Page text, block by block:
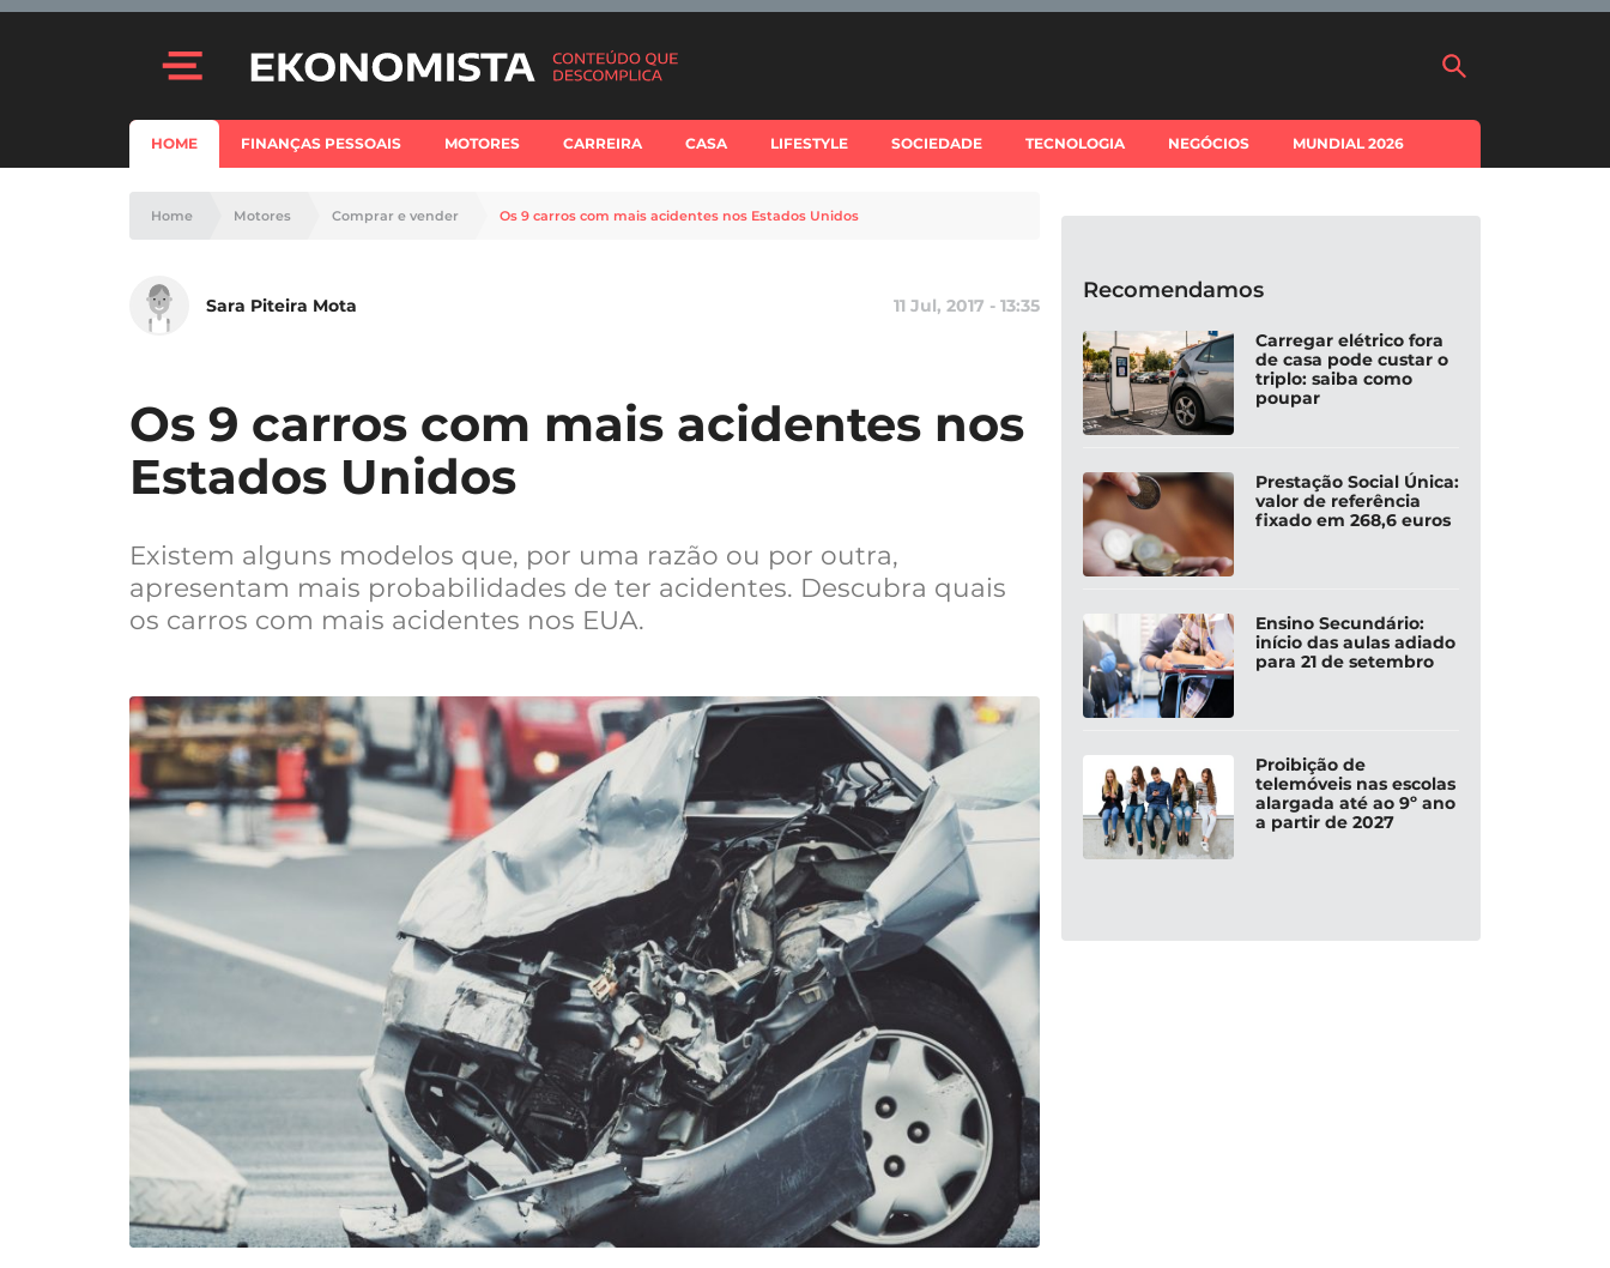
HOME FINANÇAS PESSOAIS MOTORES CARREIRA CASA LIFESTYLE SOCIEDADE TECNOLOGIA NEGÓCIOS MUNDIAL 2026
Home Motores Comprar e vender Os 9 carros com mais acidentes nos Estados Unidos
Sara Piteira Mota 11 Jul, 2017 - 13:35
Os 9 carros com mais acidentes nos
Estados Unidos
Existem alguns modelos que, por uma razão ou por outra,
apresentam mais probabilidades de ter acidentes. Descubra quais
os carros com mais acidentes nos EUA.
Recomendamos
Carregar elétrico fora
de casa pode custar o
triplo: saiba como
poupar
Prestação Social Única:
valor de referência
fixado em 268,6 euros
Ensino Secundário:
início das aulas adiado
para 21 de setembro
Proibição de
telemóveis nas escolas
alargada até ao 9º ano
a partir de 2027